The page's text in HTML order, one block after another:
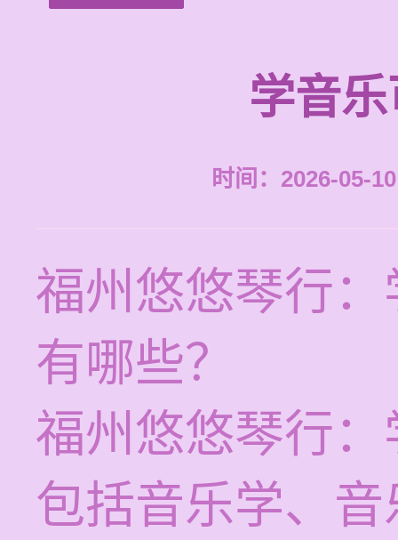
学音
时间：2026-05-
福州悠悠琴行
有哪些？
福州悠悠琴行
包括音乐学、